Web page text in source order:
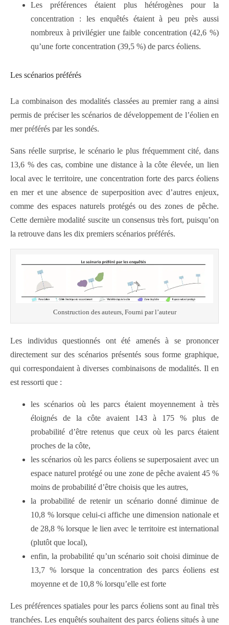
Les préférences étaient plus hétérogènes pour la
concentration : les enquêtés étaient à peu près aussi
nombreux à privilégier une faible concentration (42,6 %)
qu’une forte concentration (39,5 %) de parcs éoliens.
Les scénarios préférés
La combinaison des modalités classées au premier rang a ainsi
permis de préciser les scénarios de développement de l’éolien en
mer préférés par les sondés.
Sans réelle surprise, le scénario le plus fréquemment cité, dans
13,6 % des cas, combine une distance à la côte élevée, un lien
local avec le territoire, une concentration forte des parcs éoliens
en mer et une absence de superposition avec d’autres enjeux,
comme des espaces naturels protégés ou des zones de pêche.
Cette dernière modalité suscite un consensus très fort, puisqu’on
la retrouve dans les dix premiers scénarios préférés.
Construction des auteurs, Fourni par l’auteur
Les individus questionnés ont été amenés à se prononcer
directement sur des scénarios présentés sous forme graphique,
qui correspondaient à diverses combinaisons de modalités. Il en
est ressorti que :
les scénarios où les parcs étaient moyennement à très
éloignés de la côte avaient 143 à 175 % plus de
probabilité d’être retenus que ceux où les parcs étaient
proches de la côte,
les scénarios où les parcs éoliens se superposaient avec un
espace naturel protégé ou une zone de pêche avaient 45 %
moins de probabilité d’être choisis que les autres,
la probabilité de retenir un scénario donné diminue de
10,8 % lorsque celui-ci affiche une dimension nationale et
de 28,8 % lorsque le lien avec le territoire est international
(plutôt que local),
enfin, la probabilité qu’un scénario soit choisi diminue de
13,7 % lorsque la concentration des parcs éoliens est
moyenne et de 10,8 % lorsqu’elle est forte
Les préférences spatiales pour les parcs éoliens sont au final très
tranchées. Les enquêtés souhaitent des parcs éoliens situés à une